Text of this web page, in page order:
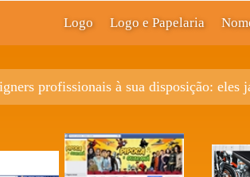
Logo Logo e Papelaria
profissionais à sua disposição: